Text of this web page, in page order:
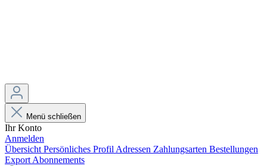
Menü schließen
Ihr Konto
Anmelden
Übersicht Persönliches Profil Adressen Zahlungsarten Bestellungen
Export Abonnements